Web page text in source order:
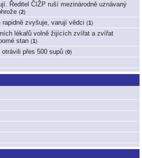
Ředitel ČIŽP ruší mezinárodně uznávaný
(2)
zvyšuje, varují vědci (1 )
lékařů volně žijících zvířat a zvířat
stan (1 )
přes 500 supů (0)